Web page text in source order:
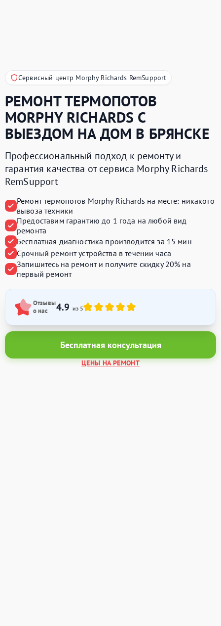
Сервисный центр Morphy Richards RemSupport
РЕМОНТ ТЕРМОПОТОВ
MORPHY RICHARDS С
ВЫЕЗДОМ НА ДОМ В БРЯНСКЕ
Профессиональный подход к ремонту и
гарантия качества от сервиса Morphy Richards
RemSupport
Ремонт термопотов Morphy Richards на месте: никакого
вывоза техники
Предоставим гарантию до 1 года на любой вид
ремонта
Бесплатная диагностика производитсяза 15 мин
Срочный ремонт устройства в течении часа
Запишитесь на ремонт и получите скидку 20% на
первый ремонт
Отзывы
о нас
4.9 из 5
Бесплатная консультация
ЦЕНЫ НА РЕМОНТ